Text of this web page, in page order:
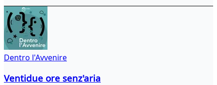
Dentro l'Avvenire
Ventidue ore senz'aria